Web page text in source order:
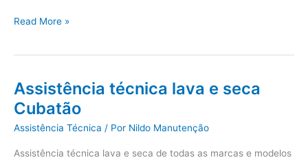
Assistência
seca
São
Vicente
Read More »
Assistência técnica lava e seca
Cubatão
Assistência Técnica / Por Nildo Manutenção
Assistência técnica lava e seca de todas as marcas e modelos